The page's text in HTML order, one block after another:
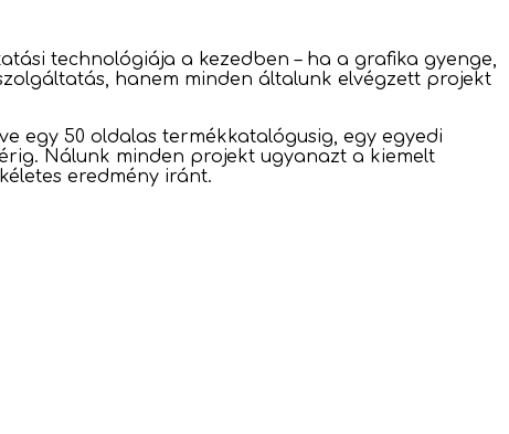
technológiája a kezedben – ha a grafika gyenge,
hanem minden általunk elvégzett projekt
egy 50 oldalas termékkatalógusig, egy egyedi
Nálunk minden projekt ugyanazt a kiemelt
eredmény iránt.